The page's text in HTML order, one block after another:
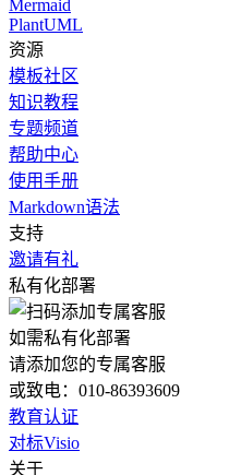
Mermaid
PlantUML
资源
模板社区
知识教程
专题频道
帮助中心
使用手册
Markdown语法
支持
邀请有礼
私有化部署
如需私有化部署
请添加您的专属客服
或致电：010-86393609
教育认证
对标Visio
关于